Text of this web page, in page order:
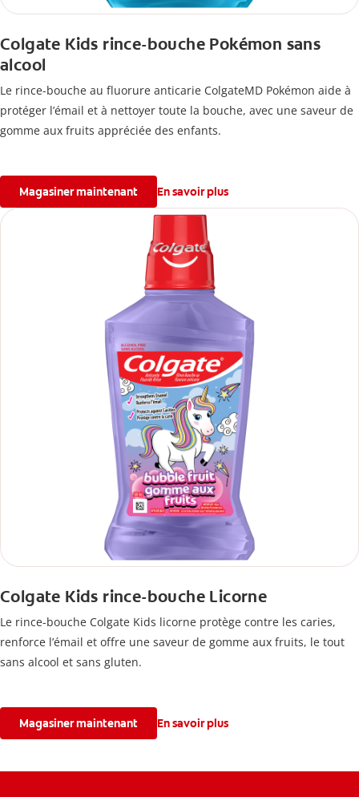
Colgate Kids rince-bouche Pokémon sans
alcool
Le rince-bouche au fluorure anticarie ColgateMD Pokémon aide à
protéger l’émail et à nettoyer toute la bouche, avec une saveur de
gomme aux fruits appréciée des enfants.
Magasiner maintenant En savoir plus
Colgate Kids rince-bouche Licorne
Le rince-bouche Colgate Kids licorne protège contre les caries,
renforce l’émail et offre une saveur de gomme aux fruits, le tout
sans alcool et sans gluten.
Magasiner maintenant En savoir plus